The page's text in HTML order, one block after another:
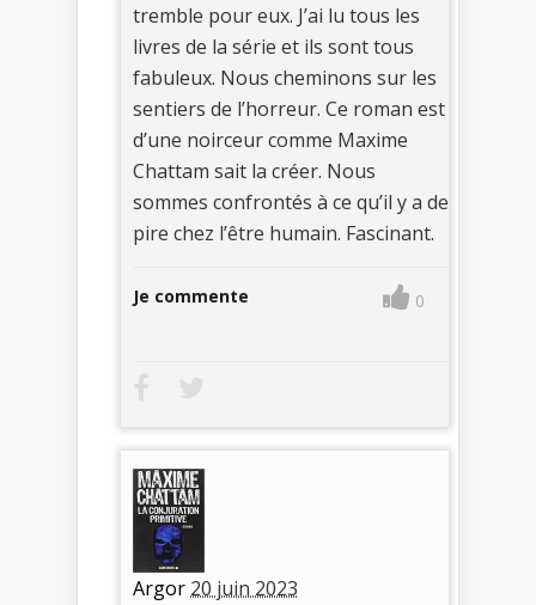
tremble pour eux. J’ai lu tous les
livres de la série et ils sont tous
fabuleux. Nous cheminons sur les
sentiers de l’horreur. Ce roman est
d’une noirceur comme Maxime
Chattam sait la créer. Nous
sommes confrontés à ce qu’il y a de
pire chez l’être humain. Fascinant.
Je commente 0
Argor 20 juin 2023